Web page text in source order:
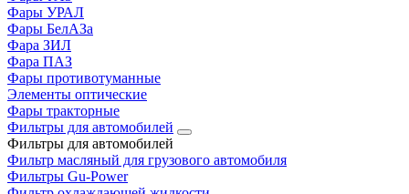
Фары УРАЛ
Фары БелАЗа
Фара ЗИЛ
Фара ПАЗ
Фары противотуманные
Элементы оптические
Фары тракторные
Фильтры для автомобилей
Фильтры для автомобилей
Фильтр масляный для грузового автомобиля
Фильтры Gu-Power